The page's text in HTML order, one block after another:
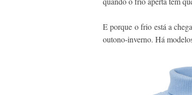
E porque o frio está a
outono-inverno. Há